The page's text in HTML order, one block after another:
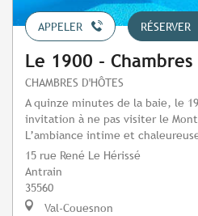
APPELER RÉSERVER
Le 1900 -
CHAMBRES D'HÔTES
A quinze minutes de la baie, le
invitation à ne pas visiter le
L’ambiance intime et
15 rue René Le Hérissé
Antrain
35560
Val-Couesnon